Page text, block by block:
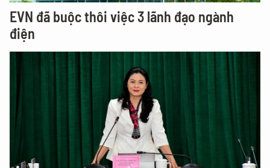
EVN đã buộc thôi việc 3 lãnh đạo ngành
điện